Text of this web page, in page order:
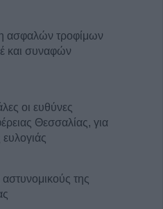
ασφαλών τροφίμων
και συναφών
οι ευθύνες
Θεσσαλίας, για
της